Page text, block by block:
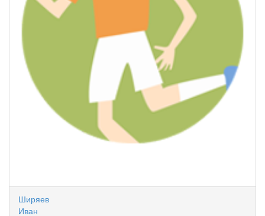
Ширяев
Иван